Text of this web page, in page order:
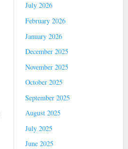
July 2026
February 2026
January 2026
December 2025
November 2025
October 2025
September 2025
August 2025
July 2025
June 2025